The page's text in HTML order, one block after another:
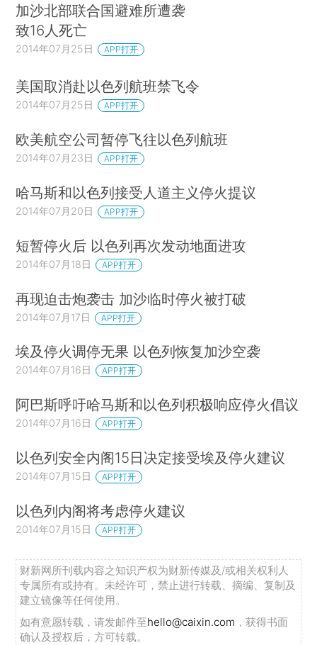
加沙北部联合国避难所遭袭
致16人死亡
2014年07月25日 APP打开
美国取消赴以色列航班禁飞令
2014年07月25日 APP打开
欧美航空公司暂停飞往以色列航班
2014年07月23日 APP打开
哈马斯和以色列接受人道主义停火提议
2014年07月20日 APP打开
短暂停火后 以色列再次发动地面进攻
2014年07月18日 APP打开
再现迫击炮袭击 加沙临时停火被打破
2014年07月17日 APP打开
埃及停火调停无果 以色列恢复加沙空袭
2014年07月16日 APP打开
阿巴斯呼吁哈马斯和以色列积极响应停火倡议
2014年07月16日 APP打开
以色列安全内阁15日决定接受埃及停火建议
2014年07月15日 APP打开
以色列内阁将考虑停火建议
2014年07月15日 APP打开
财新网所刊载内容之知识产权为财新传媒及/或相关权利人
专属所有或持有。未经许可，禁止进行转载、摘编、复制及
建立镜像等任何使用。
如有意愿转载，请发邮件至hello@caixin.com ，获得书面
确认及授权后，方可转载。